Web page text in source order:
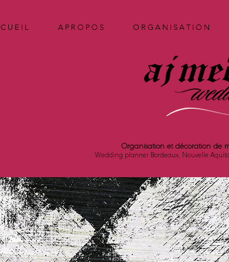
U E I L A P R O P O S O R G A N I S A T I O N
Organisation et décoration de
Wedding planner Bordeaux, Nouvelle